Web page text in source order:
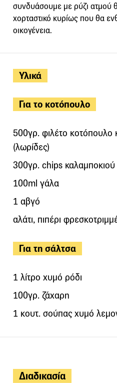
Υλικά
Για το κοτόπουλο
500γρ. φιλέτο
(λωρίδες)
300γρ. chips
100ml γάλα
1 αβγό
αλάτι, πιπέρι
Για τη σάλτσα
1 λίτρο χυμό ρόδι
100γρ. ζάχαρη
1 κουτ. σούπας χυμό
συνδυάσουμε με ρύζι ατμού
χορταστικό κυρίως που θα
οικογένεια.
Διαδικασία